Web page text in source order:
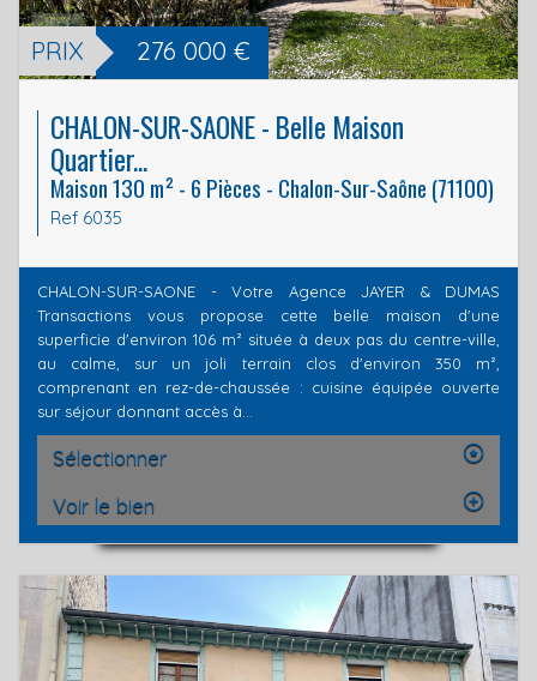
PRIX 276 000 €
CHALON-SUR-SAONE - Belle Maison
Quartier...
Maison 130 m² - 6 Pièces - Chalon-Sur-Saône (71100)
Ref 6035
CHALON-SUR-SAONE - Votre Agence JAYER & DUMAS
Transactions vous propose cette belle maison d'une
superficie d'environ 106 m² située à deux pas du centre-ville,
au calme, sur un joli terrain clos d'environ 350 m²,
comprenant en rez-de-chaussée : cuisine équipée ouverte
sur séjour donnant accès à...
Sélectionner
Voir le bien